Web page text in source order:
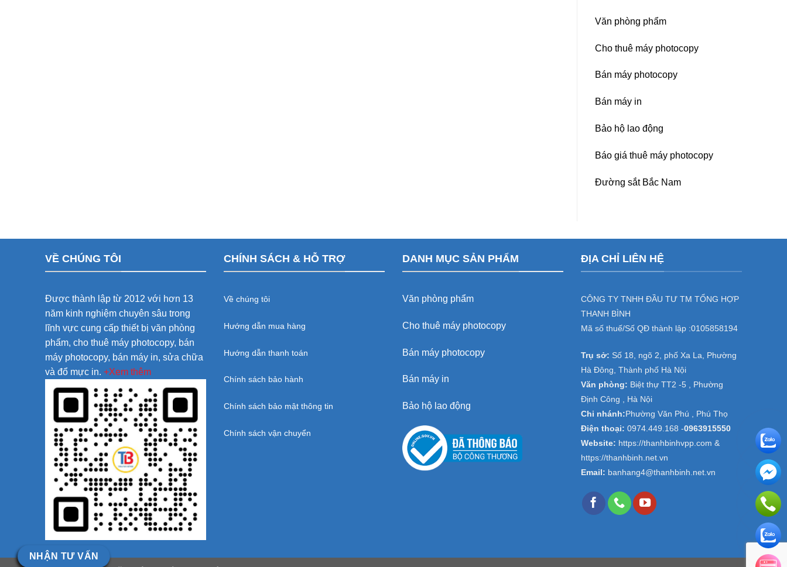
Văn phòng phẩm
Cho thuê máy photocopy
Bán máy photocopy
Bán máy in
Bảo hộ lao động
Báo giá thuê máy photocopy
Đường sắt Bắc Nam
VỀ CHÚNG TÔI
Được thành lập từ 2012 với hơn 13
năm kinh nghiệm chuyên sâu trong
lĩnh vực cung cấp thiết bị văn phòng
phẩm, cho thuê máy photocopy, bán
máy photocopy, bán máy in, sửa chữa
và đổ mực in. +Xem thêm
CHÍNH SÁCH & HỖ TRỢ
Về chúng tôi
Hướng dẫn mua hàng
Hướng dẫn thanh toán
Chính sách bảo hành
Chính sách bảo mật thông tin
Chính sách vận chuyển
DANH MỤC SẢN PHẨM
Văn phòng phẩm
Cho thuê máy photocopy
Bán máy photocopy
Bán máy in
Bảo hộ lao động
ĐỊA CHỈ LIÊN HỆ
CÔNG TY TNHH ĐẦU TƯ TM TỔNG HỢP
THANH BÌNH
Mã số thuế/Số QĐ thành lập :0105858194
Trụ sở: Số 18, ngõ 2, phố Xa La, Phường
Hà Đông, Thành phố Hà Nội
Văn phòng: Biệt thự TT2 -5 , Phường
Định Công , Hà Nội
Chi nhánh: Phường Văn Phú , Phú Thọ
Điện thoại: 0974.449.168 -0963915550
Website: https://thanhbinhvpp.com &
https://thanhbinh.net.vn
Email: banhang4@thanhbinh.net.vn
NHẬN TƯ VẤN